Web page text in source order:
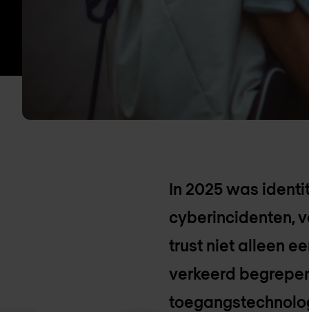
In 2025 was
cyberincidenten,
trust niet alleen
verkeerd